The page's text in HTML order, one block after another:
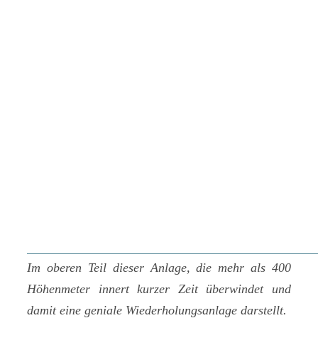
Im oberen Teil dieser Anlage, die mehr als 400
Höhenmeter innert kurzer Zeit überwindet und
damit eine geniale Wiederholungsanlage darstellt.